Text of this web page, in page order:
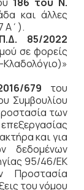
και άλλες
Α΄).
Π.Δ. 85/2022
σε φορείς
679 του
Συμβουλίου
των
και για
δεδομένων
95/46/ΕΚ
Προστασία
του νόμου